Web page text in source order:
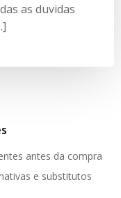
as duvidas
antes da compra
e substitutos